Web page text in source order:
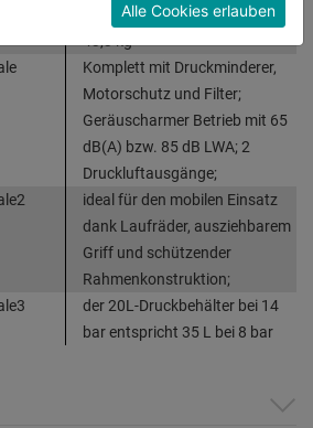
50/75/45 cm
Komplett mit Druckminderer,
Motorschutz und Filter;
Geräuscharmer Betrieb mit 65
dB(A) bzw. 85 dB LWA; 2
Druckluftausgänge;
ideal für den mobilen Einsatz
dank Laufräder, ausziehbarem
Griff und schützender
Rahmenkonstruktion;
der 20L-Druckbehälter bei 14
bar entspricht 35 L bei 8 bar
du auswählen, welche Cookies
und welche nicht.
findest du in unserer
Alle Cookies erlauben